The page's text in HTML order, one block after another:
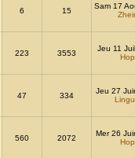
6 15
Sam 17
223 3553
Jeu 11
47 334
Jeu 27
560 2072
Mer 26